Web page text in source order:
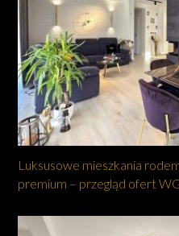
Luksusowe mieszkania
premium – przegląd ofert